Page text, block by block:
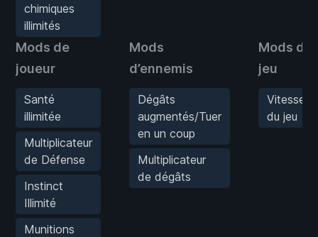
chimiques
illimités
Mods de
joueur
Santé
illimitée
Multiplicateur
de Défense
Instinct
Illimité
Munitions
Mods
d’ennemis
Dégâts
augmentés/Tuer
en un coup
Multiplicateur
de dégâts
Mods de
jeu
Vitesse
du jeu